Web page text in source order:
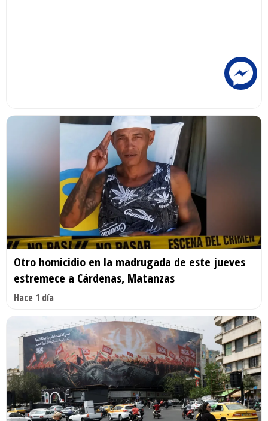
Otro homicidio en la madrugada de este jueves
estremece a Cárdenas, Matanzas
Hace 1 día